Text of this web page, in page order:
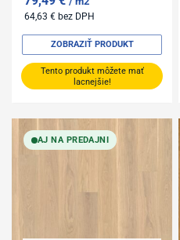
64,63€ bez DPH
Tento produkt môžete mať
lacnejšie!
ZOBRAZIŤ PRODUKT
AJ NA PREDAJNI